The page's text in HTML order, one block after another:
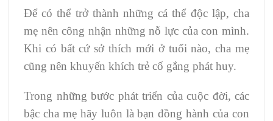
Để có thể trở thành những cá thể độc lập, cha
mẹ nên công nhận những nỗ lực của con mình.
Khi có bất cứ sở thích mới ở tuổi nào, cha mẹ
cũng nên khuyến khích trẻ cố gắng phát huy.
Trong những bước phát triển của cuộc đời, các
bậc cha mẹ hãy luôn là bạn đồng hành của con